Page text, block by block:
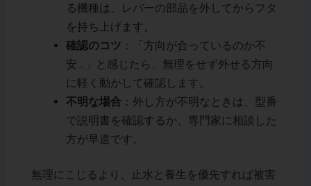
る機種は、レバーの部品を外してからフタ
を持ち上げます。
確認のコツ ：「方向が合っているのか不
安…」と感じたら、無理をせず外せる方向
に軽く動かして確認します。
不明な場合：外し方が不明なときは、型番
で説明書を確認するか、専門家に相談した
方が早道です。
無理にこじるより、止水と養生を優先すれば被害